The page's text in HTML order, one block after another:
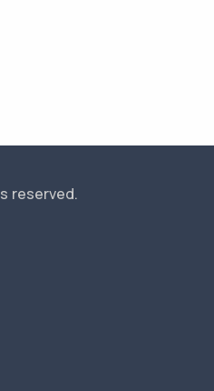
reserved.